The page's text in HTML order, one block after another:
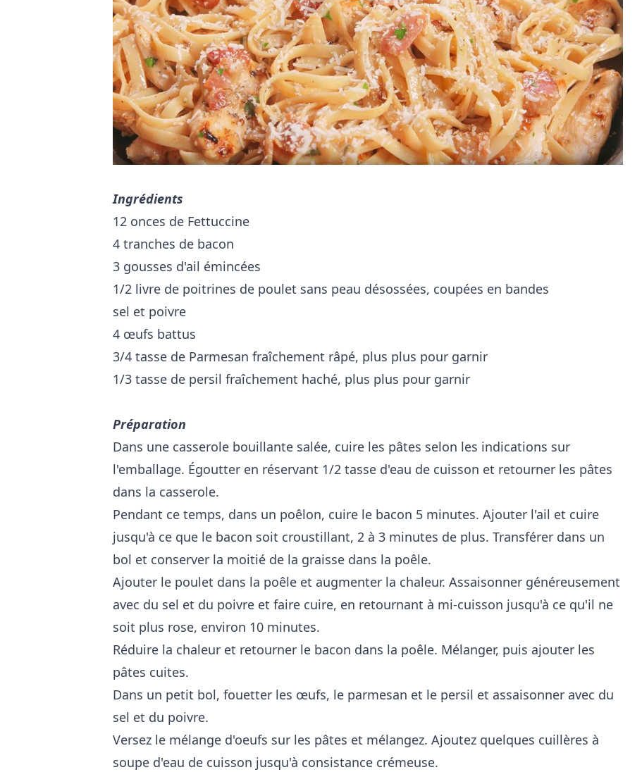
Ingrédients
12 onces de Fettuccine
4 tranches de bacon
3 gousses d'ail émincées
1/2 livre de poitrines de poulet sans peau désossées, coupées en bandes
sel et poivre
4 œufs battus
3/4 tasse de Parmesan fraîchement râpé, plus plus pour garnir
1/3 tasse de persil fraîchement haché, plus plus pour garnir
Préparation
Dans une casserole bouillante salée, cuire les pâtes selon les indications sur
l'emballage. Égoutter en réservant 1/2 tasse d'eau de cuisson et retourner les pâtes
dans la casserole.
Pendant ce temps, dans un poêlon, cuire le bacon 5 minutes. Ajouter l'ail et cuire
jusqu'à ce que le bacon soit croustillant, 2 à 3 minutes de plus. Transférer dans un
bol et conserver la moitié de la graisse dans la poêle.
Ajouter le poulet dans la poêle et augmenter la chaleur. Assaisonner généreusement
avec du sel et du poivre et faire cuire, en retournant à mi-cuisson jusqu'à ce qu'il ne
soit plus rose, environ 10 minutes.
Réduire la chaleur et retourner le bacon dans la poêle. Mélanger, puis ajouter les
pâtes cuites.
Dans un petit bol, fouetter les œufs, le parmesan et le persil et assaisonner avec du
sel et du poivre.
Versez le mélange d'oeufs sur les pâtes et mélangez. Ajoutez quelques cuillères à
soupe d'eau de cuisson jusqu'à consistance crémeuse.